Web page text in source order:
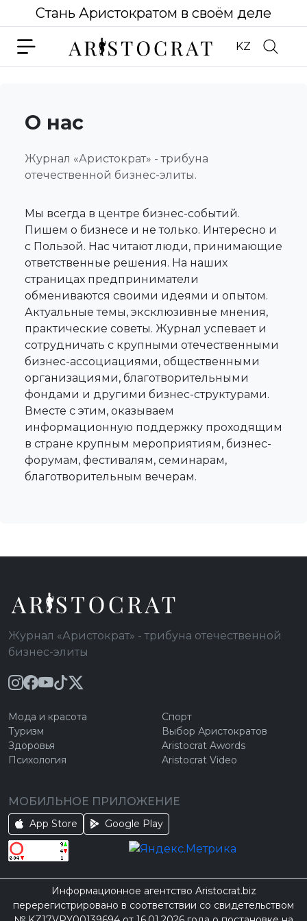
Стань Аристократом в своём деле
KZ
О нас
Журнал «Аристократ» - трибуна
отечественной бизнес-элиты.
Мы всегда в центре бизнес-событий.
Пишем о бизнесе и не только. Интересно и
с Пользой. Нас читают люди, принимающие
ответственные решения. На наших
страницах предприниматели
обмениваются своими идеями и опытом.
Актуальные темы, эксклюзивные мнения,
практические советы. Журнал успевает и
сотрудничать с крупными отечественными
бизнес-ассоциациями, общественными
организациями, благотворительными
фондами и другими бизнес-структурами.
Вместе с этим, оказываем
информационную поддержку проходящим
в стране крупным мероприятиям, бизнес-
форумам, фестивалям, семинарам,
благотворительным вечерам.
Журнал «Аристократ» - трибуна отечественной
бизнес-элиты
Мода и красота
Туризм
Здоровья
Психология
Спорт
Выбор Аристократов
Aristocrat Awords
Aristocrat Video
МОБИЛЬНОЕ ПРИЛОЖЕНИЕ
App Store Google Play
Информационное агентство Aristocrat.biz
перерегистрировано в соответствии со свидетельством